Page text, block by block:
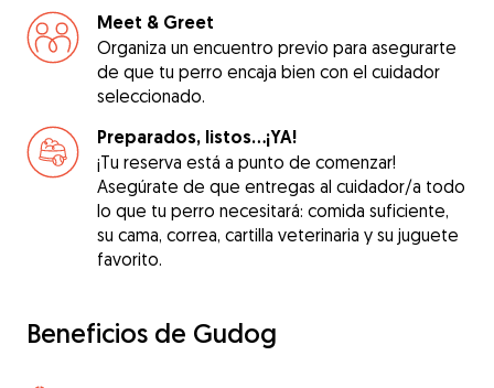
Meet & Greet
Organiza un encuentro previo para asegurarte
de que tu perro encaja bien con el cuidador
seleccionado.
Preparados, listos...¡YA!
¡Tu reserva está a punto de comenzar!
Asegúrate de que entregas al cuidador/a todo
lo que tu perro necesitará: comida suficiente,
su cama, correa, cartilla veterinaria y su juguete
favorito.
Beneficios de Gudog